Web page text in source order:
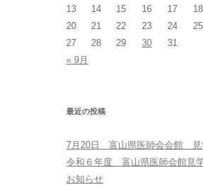
13
14 15 16 17 18
20
21 22 23 24 25
27
28 29 30
31
« 9月
最近の投稿
7月20日 富山県医師会会館 見
令和６年度 富山県医師会館見
お知らせ